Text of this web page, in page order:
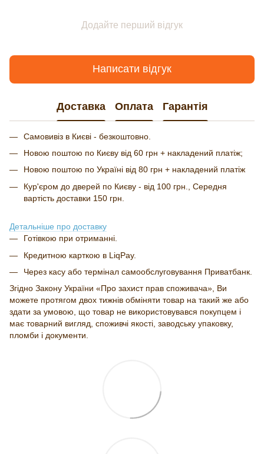
Додайте перший відгук
Написати відгук
Доставка Оплата Гарантія
Самовивіз в Києві - безкоштовно.
Новою поштою по Києву від 60 грн + накладений платіж;
Новою поштою по Україні від 80 грн + накладений платіж
Кур'єром до дверей по Києву - від 100 грн., Середня
вартість доставки 150 грн.
Детальніше про доставку
Готівкою при отриманні.
Кредитною карткою в LiqPay.
Через касу або термінал самообслуговування Приватбанк.
Згідно Закону України «Про захист прав споживача», Ви
можете протягом двох тижнів обміняти товар на такий же або
здати за умовою, що товар не використовувався покупцем і
має товарний вигляд, споживчі якості, заводську упаковку,
пломби і документи.